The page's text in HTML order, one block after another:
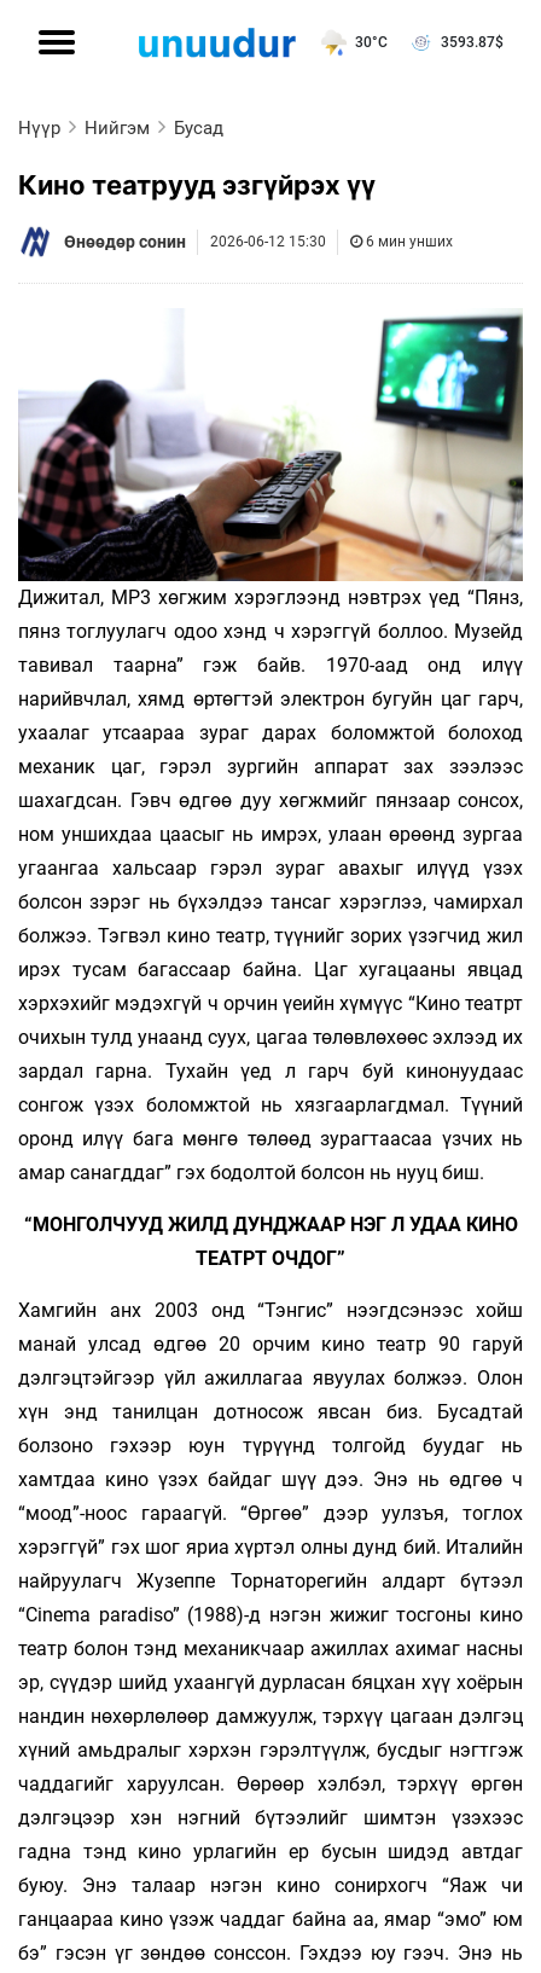
30°C 3593.87$
Нүүр Нийгэм Бусад
Кино театрууд эзгүйрэх үү
Өнөөдөр сонин 2026-06-12 15:30 6 мин унших
Дижитал, MP3 хөгжим хэрэглээнд нэвтрэх үед “Пянз,
пянз тоглуулагч одоо хэнд ч хэрэггүй боллоо. Музейд
тавивал таарна” гэж байв. 1970-аад онд илүү
нарийвчлал, хямд өртөгтэй электрон бугуйн цаг гарч,
ухаалаг утсаараа зураг дарах боломжтой болоход
механик цаг, гэрэл зургийн аппарат зах зээлээс
шахагдсан. Гэвч өдгөө дуу хөгжмийг пянзаар сонсох,
ном уншихдаа цаасыг нь имрэх, улаан өрөөнд зургаа
угаангаа хальсаар гэрэл зураг авахыг илүүд үзэх
болсон зэрэг нь бүхэлдээ тансаг хэрэглээ, чамирхал
болжээ. Тэгвэл кино театр, түүнийг зорих үзэгчид жил
ирэх тусам багассаар байна. Цаг хугацааны явцад
хэрхэхийг мэдэхгүй ч орчин үеийн хүмүүс “Кино театрт
очихын тулд унаанд суух, цагаа төлөвлөхөөс эхлээд их
зардал гарна. Тухайн үед л гарч буй кинонуудаас
сонгож үзэх боломжтой нь хязгаарлагдмал. Түүний
оронд илүү бага мөнгө төлөөд зурагтаасаа үзчих нь
амар санагддаг” гэх бодолтой болсон нь нууц биш.
“МОНГОЛЧУУД ЖИЛД ДУНДЖААР НЭГ Л УДАА КИНО
ТЕАТРТ ОЧДОГ”
Хамгийн анх 2003 онд “Тэнгис” нээгдсэнээс хойш
манай улсад өдгөө 20 орчим кино театр 90 гаруй
дэлгэцтэйгээр үйл ажиллагаа явуулах болжээ. Олон
хүн энд танилцан дотносож явсан биз. Бусадтай
болзоно гэхээр юун түрүүнд толгойд буудаг нь
хамтдаа кино үзэх байдаг шүү дээ. Энэ нь өдгөө ч
“моод”-ноос гараагүй. “Өргөө” дээр уулзъя, тоглох
хэрэггүй” гэх шог яриа хүртэл олны дунд бий. Италийн
найруулагч Жузеппе Торнаторегийн алдарт бүтээл
“Cinema paradiso” (1988)-д нэгэн жижиг тосгоны кино
театр болон тэнд механикчаар ажиллах ахимаг насны
эр, сүүдэр шийд ухаангүй дурласан бяцхан хүү хоёрын
нандин нөхөрлөлөөр дамжуулж, тэрхүү цагаан дэлгэц
хүний амьдралыг хэрхэн гэрэлтүүлж, бусдыг нэгтгэж
чаддагийг харуулсан. Өөрөөр хэлбэл, тэрхүү өргөн
дэлгэцээр хэн нэгний бүтээлийг шимтэн үзэхээс
гадна тэнд кино урлагийн ер бусын шидэд автдаг
буюу. Энэ талаар нэгэн кино сонирхогч “Яаж чи
ганцаараа кино үзэж чаддаг байна аа, ямар “эмо” юм
бэ” гэсэн үг зөндөө сонссон. Гэхдээ юу гээч. Энэ нь